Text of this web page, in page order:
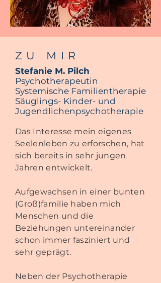
ZU MI R
Stefanie M. Pilch
Psychotherapeutin
Systemische Familientherapie
Säuglings- Kinder- und
Jugendlichenpsychotherapie
Das Interesse mein eigenes
Seelenleben zu erforschen, hat
sich bereits in sehr jungen
Jahren entwickelt.
Aufgewachsen in einer bunten
(Groß)familie haben mich
Menschen und die
Beziehungen untereinander
schon immer fasziniert und
sehr geprägt.
Neben der Psychotherapie